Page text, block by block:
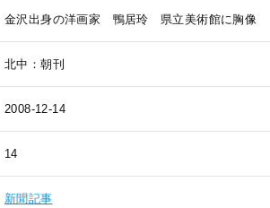
金沢出身の洋画家 鴨居玲 県立美術館に胸像
北中：朝刊
2008-12-14
14
新聞記事